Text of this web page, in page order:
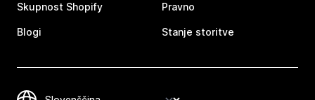
Skupnost Shopify
Blogi
Pravno
Stanje storitve